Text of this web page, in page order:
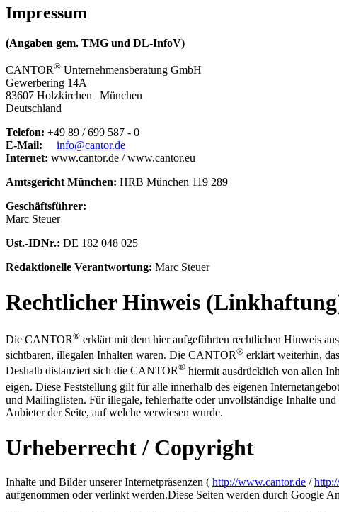
Impressum
(Angaben gem. TMG und DL-InfoV)
CANTOR® Unternehmensberatung GmbH
Gewerbering 14A
83607 Holzkirchen | München
Deutschland
Telefon: +49 89 / 699 587 - 0
E-Mail:
info@cantor.de
Internet: www.cantor.de / www.cantor.eu
Amtsgericht München: HRB München 119 289
Geschäftsführer:
Marc Steuer
Ust.-IDNr.: DE 182 048 025
Redaktionelle Verantwortung: Marc Steuer
Rechtlicher Hinweis
Die CANTOR® erklärt mit dem hier aufgeführten rechtlichen Hinweis
sichtbaren, illegalen Inhalten waren. Die CANTOR® erklärt weiterhin,
Deshalb distanziert sich die CANTOR® hiermit ausdrücklich von allen
eigen. Diese Feststellung gilt für alle innerhalb des eigenen
und Mailinglisten. Für illegale, fehlerhafte oder unvollständige Inhalte
Anbieter der Seite, auf welche verwiesen wurde.
Urheberrecht / Copyright
Inhalte und Bilder unserer Internetpräsenzen ( http://www.cantor.de /
aufgenommen oder verlinkt werden.Diese Seiten werden durch Google